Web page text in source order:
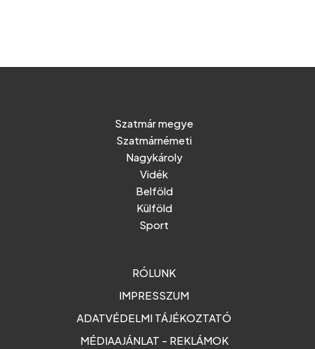
Szatmár megye
Szatmárnémeti
Nagykároly
Vidék
Belföld
Külföld
Sport
RÓLUNK
IMPRESSZUM
ADATVÉDELMI TÁJÉKOZTATÓ
MÉDIAAJÁNLAT - REKLÁMOK